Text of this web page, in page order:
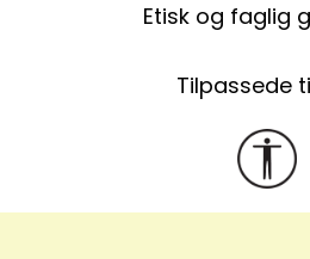
Etisk og faglig
Tilpassede